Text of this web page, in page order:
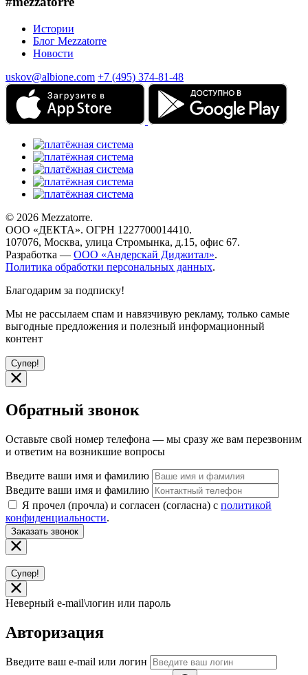
Истории
Блог Mezzatorre
Новости
uskov@albione.com +7 (495) 374-81-48
© 2026 Mezzatorre.
ООО «ДЕКТА». ОГРН 1227700014410.
107076, Москва, улица Стромынка, д.15, офис 67.
Разработка — ООО «Андерскай Диджитал».
Политика обработки персональных данных.
Благодарим за подписку!
Мы не рассылаем спам и навязчивую рекламу, только самые
выгодные предложения и полезный информационный
контент
Супер!
Обратный звонок
Оставьте свой номер телефона — мы сразу же вам перезвоним
и ответим на возникшие вопросы
Введите ваши имя и фамилию
Введите ваши имя и фамилию
Я прочел (прочла) и согласен (согласна) с политикой
конфиденциальности.
Заказать звонок
Супер!
Неверный e-mail\логин или пароль
Авторизация
Введите ваш e-mail или логин